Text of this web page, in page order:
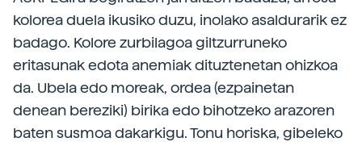
kolorea duela ikusiko duzu, inolako asaldurarik ez
badago. Kolore zurbilagoa giltzurruneko
eritasunak edota anemiak dituztenetan ohizkoa
da. Ubela edo moreak, ordea (ezpainetan
denean bereziki) birika edo bihotzeko arazoren
baten susmoa dakarkigu. Tonu horiska, gibeleko